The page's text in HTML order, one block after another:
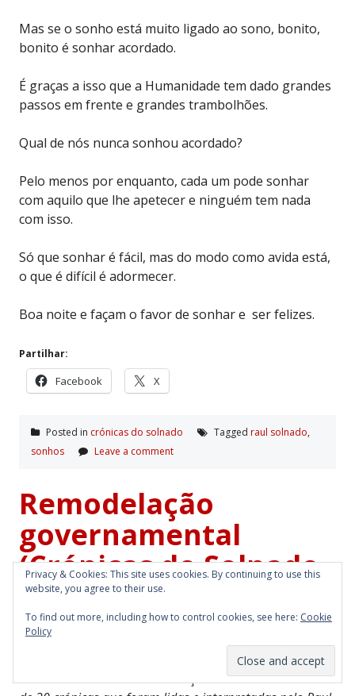
Mas se o sonho está muito ligado ao sono, bonito,
bonito é sonhar acordado.
É graças a isso que a Humanidade tem dado grandes
passos em frente e grandes trambolhões.
Qual de nós nunca sonhou acordado?
Pelo menos por enquanto, cada um pode sonhar
com aquilo que lhe apetecer e ninguém tem nada
com isso.
Só que sonhar é fácil, mas do modo como avida está,
o que é difícil é adormecer.
Boa noite e façam o favor de sonhar e ser felizes.
Partilhar:
Facebook X
Posted in crónicas do solnado Tagged raul solnado,
sonhos
Leave a comment
Remodelação
governamental
(Crónicas do Solnado
– 6.4.1984)
Posted on
Entre dezembro de 1983 e março de 1985 escrevi mais
Privacy & Cookies: This site uses cookies. By continuing to use this
website, you agree to their use.
To find out more, including how to control cookies, see here: Cookie
Policy